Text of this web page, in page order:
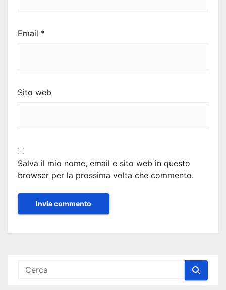
Email *
Sito web
Salva il mio nome, email e sito web in questo
browser per la prossima volta che commento.